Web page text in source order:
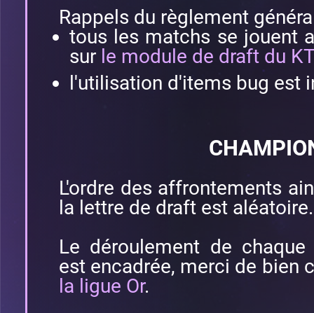
Rappels du règlement
tous les matchs se jouent
sur le module de draft du
l'utilisation d'items bug est
L'ordre des affrontements
la lettre de draft est aléatoire.
Le déroulement de
est encadrée, merci de bien
la ligue Or.